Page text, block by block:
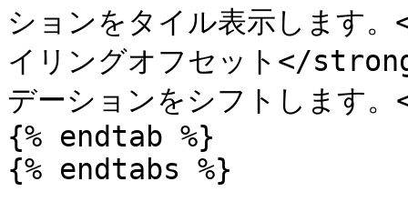
ションをタイル表示しま
イリングオフセット</
デーションをシフトしま
{% endtab %}
{% endtabs %}